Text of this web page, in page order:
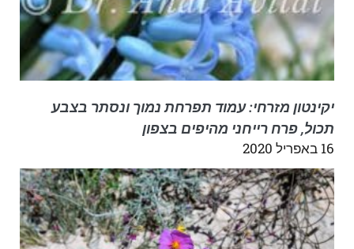
יקינטון מזרחי: עמוד תפרחת נמוך ונסתר בצבע
תכול, פרח רייחני מהיפים בצפון
16 באפריל 2020